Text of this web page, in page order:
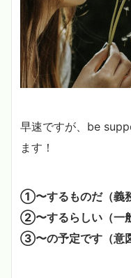
早速ですが、be
ます！
①〜するものだ（義
②〜するらしい（一
③〜の予定です（意